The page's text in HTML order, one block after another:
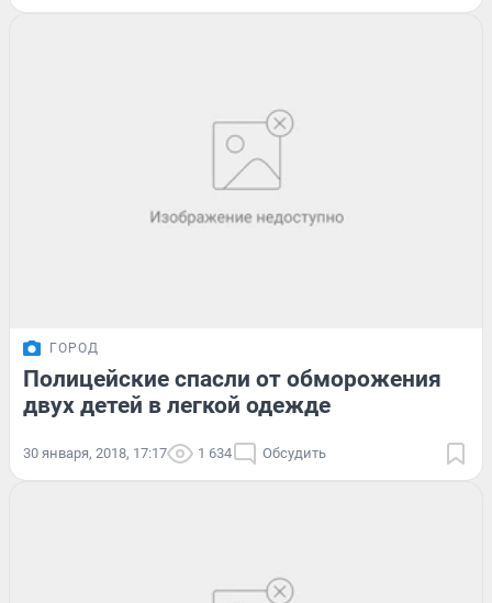
ГОРОД
Полицейские спасли от обморожения
двух детей в легкой одежде
30 января, 2018, 17:17 1 634 Обсудить